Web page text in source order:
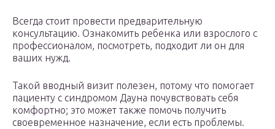
Всегда стоит провести предварительную
консультацию. Ознакомить ребенка или взрослого с
профессионалом, посмотреть, подходит ли он для
ваших нужд.
Такой вводный визит полезен, потому что помогает
пациенту с синдромом Дауна почувствовать себя
комфортно; это может также помочь получить
своевременное назначение, если есть проблемы.